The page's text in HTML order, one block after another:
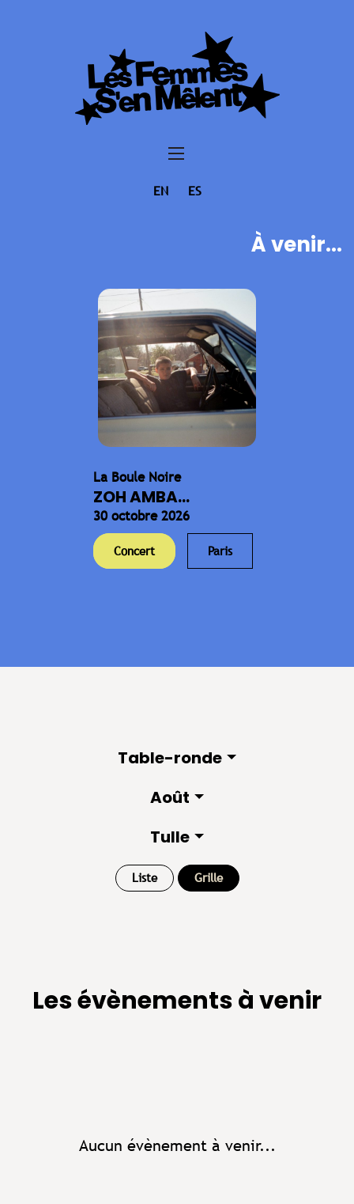
EN ES
À venir...
La Boule Noire
ZOH AMBA...
30 octobre 2026
Concert Paris
Table-ronde
Août
Tulle
Liste Grille
Les évènements à venir
Aucun évènement à venir...